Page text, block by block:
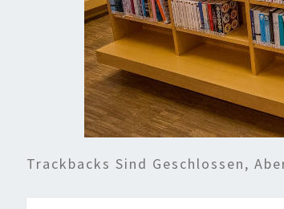
Trackbacks Sind Geschlossen,